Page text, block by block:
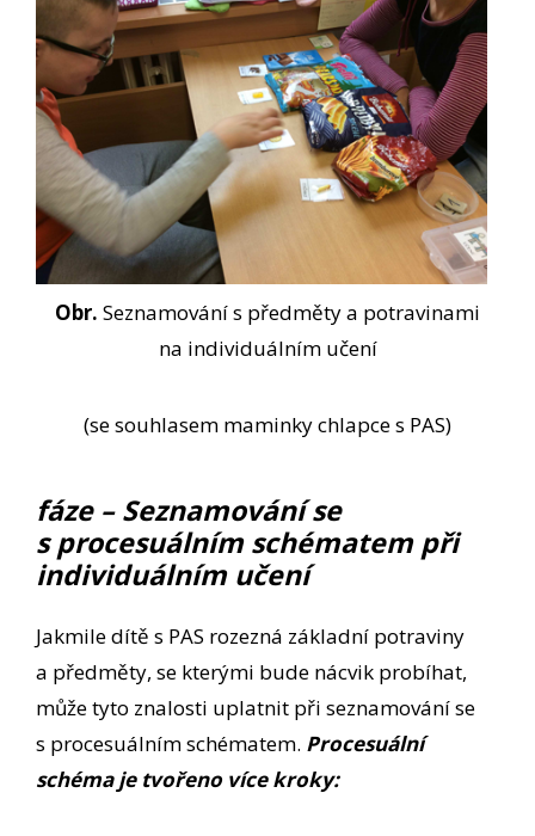
Obr. Seznamování s předměty a potravinami
na individuálním učení
(se souhlasem maminky chlapce s PAS)
fáze – Seznamování se
s procesuálním schématem při
individuálním učení
Jakmile dítě s PAS rozezná základní potraviny
a předměty, se kterými bude nácvik probíhat,
může tyto znalosti uplatnit při seznamování se
s procesuálním schématem. Procesuální
schéma je tvořeno více kroky: